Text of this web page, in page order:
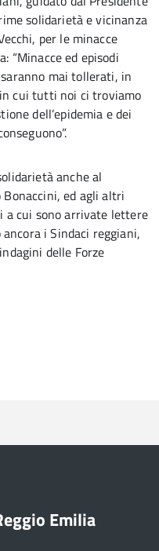
solidarietà e vicinanza
per le minacce
“Minacce ed episodi
mai tollerati, in
cui tutti noi ci troviamo
dell’epidemia e dei
anche al
ed agli altri
cui sono arrivate lettere
i Sindaci reggiani,
delle Forze
Emilia